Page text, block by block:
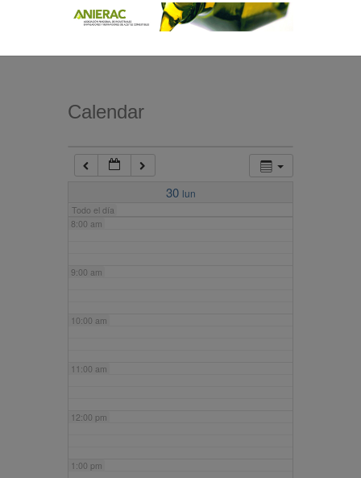
Calendar
30 lun
Todo el día
7:00 am
8:00 am
9:00 am
10:00 am
11:00 am
12:00 pm
1:00 pm